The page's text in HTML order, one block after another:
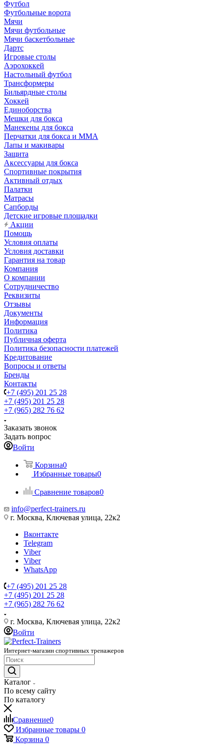
Футбол
Футбольные ворота
Мячи
Мячи футбольные
Мячи баскетбольные
Дартс
Игровые столы
Аэрохоккей
Настольный футбол
Трансформеры
Бильярдные столы
Хоккей
Единоборства
Мешки для бокса
Манекены для бокса
Перчатки для бокса и MMA
Лапы и макивары
Защита
Аксессуары для бокса
Спортивные покрытия
Активный отдых
Палатки
Матрасы
Сапборды
Детские игровые площадки
Акции
Помощь
Условия оплаты
Условия доставки
Гарантия на товар
Компания
О компании
Сотрудничество
Реквизиты
Отзывы
Документы
Информация
Политика
Публичная оферта
Политика безопасности платежей
Кредитование
Вопросы и ответы
Бренды
Контакты
+7 (495) 201 25 28
+7 (495) 201 25 28
+7 (965) 282 76 62
Заказать звонок
Задать вопрос
Войти
Корзина0
Избранные товары0
Сравнение товаров0
info@perfect-trainers.ru
г. Москва, Ключевая улица, 22к2
Вконтакте
Telegram
Viber
Viber
WhatsApp
+7 (495) 201 25 28
+7 (495) 201 25 28
+7 (965) 282 76 62
г. Москва, Ключевая улица, 22к2
Войти
Интернет-магазин спортивных тренажеров
Каталог
По всему сайту
По каталогу
Сравнение0
Избранные товары 0
Корзина 0